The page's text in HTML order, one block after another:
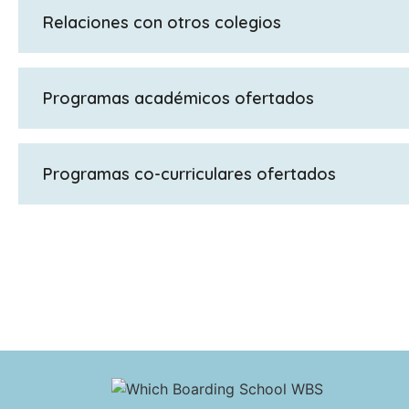
Relaciones con otros colegios
Guardería Ardingly, Prescolar y colegio de primaria
Programas académicos ofertados
GCSE/IGCSE, IBCP, Bachillerato Internacional, A
Programas co-curriculares ofertados